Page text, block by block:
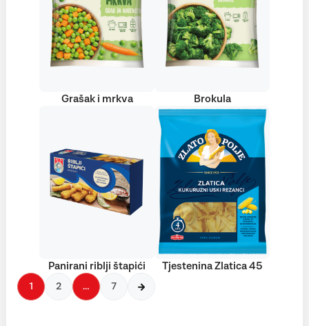
Grašak i mrkva Brokula
Panirani riblji štapići Tjestenina Zlatica 45
1 2 … 7